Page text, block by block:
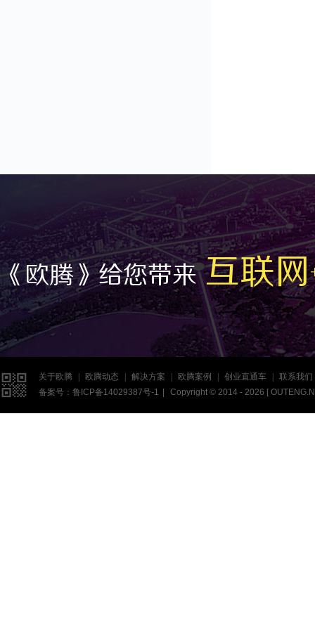
《欧腾》给您带来互联网
 关于欧腾 | 欧腾动态 | 解决方案 | 欧腾案例 | 创业直通车 | 联系我们
备案号： 鲁ICP备14029387号-1 | Copyright © 2014 - 2026 [